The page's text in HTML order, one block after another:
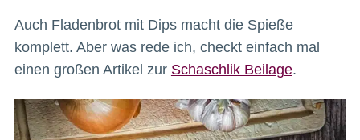
Auch Fladenbrot mit Dips macht die Spieße
komplett. Aber was rede ich, checkt einfach mal
einen großen Artikel zur Schaschlik Beilage.